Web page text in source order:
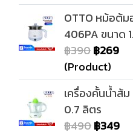
OTTO หม้อต้ม
406PA ขนาด
฿390฿269
(Product)
เครื่องคั้นน้ำส้
0.7 ลิตร
฿490฿349